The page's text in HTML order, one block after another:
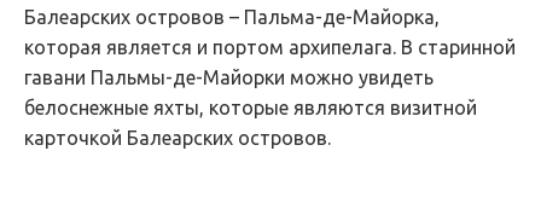
Балеарских островов – Пальма-де-Майорка,
которая является и портом архипелага. В старинной
гавани Пальмы-де-Майорки можно увидеть
белоснежные яхты, которые являются визитной
карточкой Балеарских островов.